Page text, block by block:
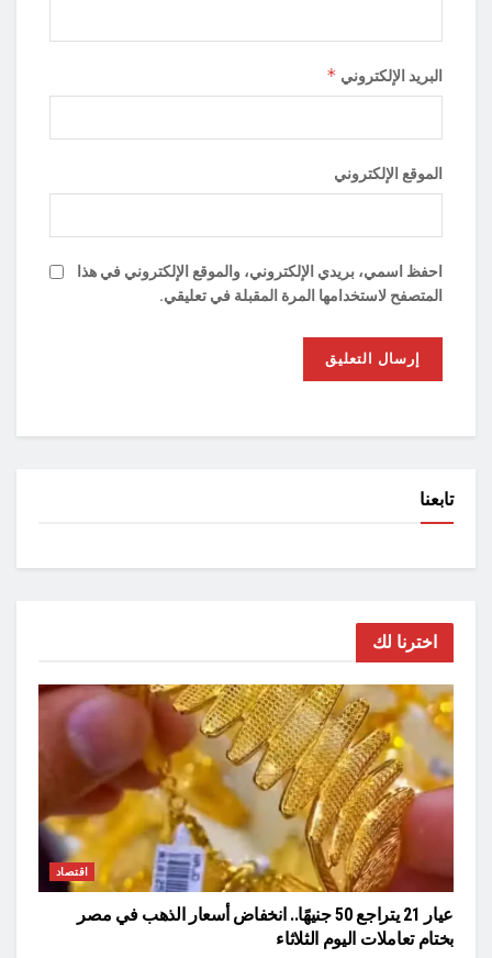
البريد الإلكتروني *
الموقع الإلكتروني
احفظ اسمي، بريدي الإلكتروني، والموقع الإلكتروني في هذا
المتصفح لاستخدامها المرة المقبلة في تعليقي.
تابعنا
اخترنا لك
اقتصاد
عيار 21 يتراجع 50 جنيهًا.. انخفاض أسعار الذهب في مصر
بختام تعاملات اليوم الثلاثاء